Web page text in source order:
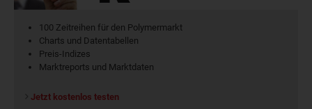
100 Zeitreihen für den Polymermarkt
Charts und Datentabellen
Preis-Indizes
Marktreports und Marktdaten
Jetzt kostenlos testen